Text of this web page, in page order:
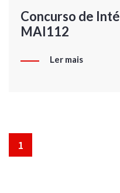
Concurso de
MAI112
Ler mais
1